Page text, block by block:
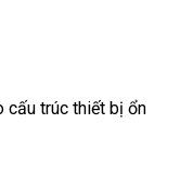
cấu trúc thiết bị ổn